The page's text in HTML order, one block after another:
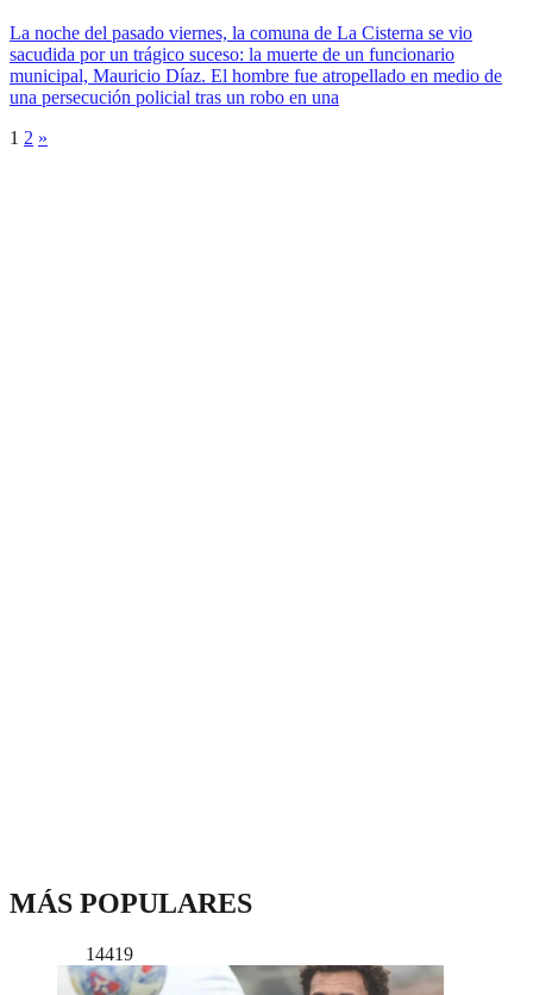
La noche del pasado viernes, la comuna de La Cisterna se vio
sacudida por un trágico suceso: la muerte de un funcionario
municipal, Mauricio Díaz. El hombre fue atropellado en medio de
una persecución policial tras un robo en una
1 2 »
MÁS POPULARES
14419